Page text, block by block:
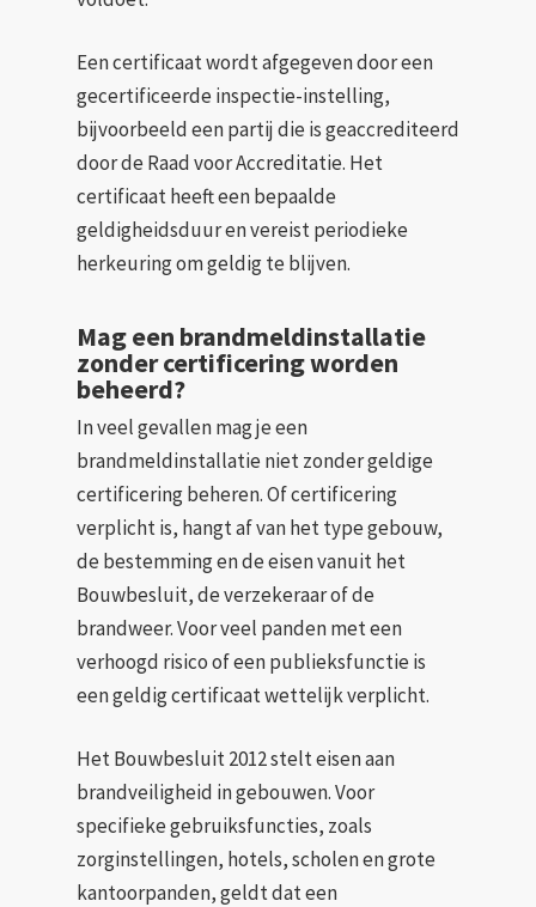
Een certificaat wordt afgegeven door een
gecertificeerde inspectie-instelling,
bijvoorbeeld een partij die is geaccrediteerd
door de Raad voor Accreditatie. Het
certificaat heeft een bepaalde
geldigheidsduur en vereist periodieke
herkeuring om geldig te blijven.
Mag een brandmeldinstallatie
zonder certificering worden
beheerd?
In veel gevallen mag je een
brandmeldinstallatie niet zonder geldige
certificering beheren. Of certificering
verplicht is, hangt af van het type gebouw,
de bestemming en de eisen vanuit het
Bouwbesluit, de verzekeraar of de
brandweer. Voor veel panden met een
verhoogd risico of een publieksfunctie is
een geldig certificaat wettelijk verplicht.
Het Bouwbesluit 2012 stelt eisen aan
brandveiligheid in gebouwen. Voor
specifieke gebruiksfuncties, zoals
zorginstellingen, hotels, scholen en grote
kantoorpanden, geldt dat een